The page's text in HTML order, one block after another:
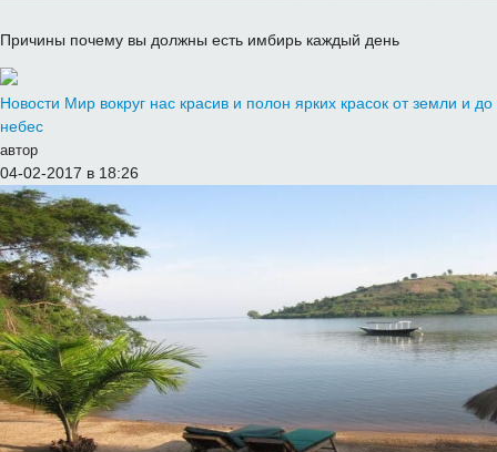
Причины почему вы должны есть имбирь каждый день
Новости Мир вокруг нас красив и полон ярких красок от земли и до
небес
автор
04-02-2017 в 18:26